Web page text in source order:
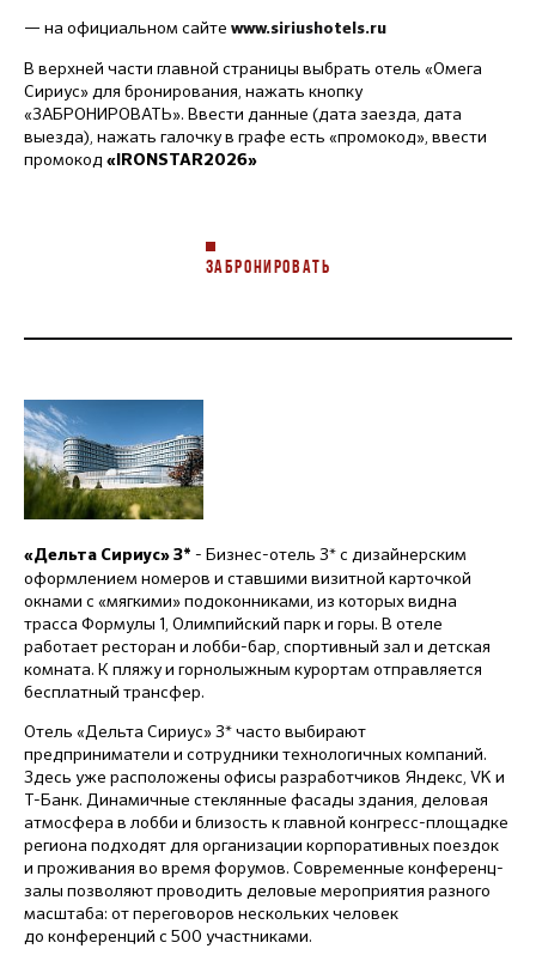
— на официальном сайте www.siriushotels.ru
В верхней части главной страницы выбрать отель «Омега
Сириус» для бронирования, нажать кнопку
«ЗАБРОНИРОВАТЬ». Ввести данные (дата заезда, дата
выезда), нажать галочку в графе есть «промокод», ввести
промокод «IRONSTAR2026»
ЗАБРОНИРОВАТЬ
«Дельта Сириус» 3* - Бизнес-отель 3* с дизайнерским
оформлением номеров и ставшими визитной карточкой
окнами с «мягкими» подоконниками, из которых видна
трасса Формулы 1, Олимпийский парк и горы. В отеле
работает ресторан и лобби-бар, спортивный зал и детская
комната. К пляжу и горнолыжным курортам отправляется
бесплатный трансфер.
Отель «Дельта Сириус» 3* часто выбирают
предприниматели и сотрудники технологичных компаний.
Здесь уже расположены офисы разработчиков Яндекс, VK и
Т-Банк. Динамичные стеклянные фасады здания, деловая
атмосфера в лобби и близость к главной конгресс-площадке
региона подходят для организации корпоративных поездок
и проживания во время форумов. Современные конференц-
залы позволяют проводить деловые мероприятия разного
масштаба: от переговоров нескольких человек
до конференций с 500 участниками.